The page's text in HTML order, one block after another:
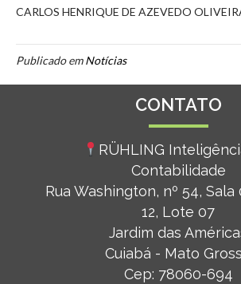
CARLOS HENRIQUE DE AZEVEDO
Publicado emNotícias
CONTATO
RÜHLING
Contabilidade
Rua Washington, nº 54, Sala
12, Lote 07
Jardim das
Cuiabá - Mato
Cep: 78060-694